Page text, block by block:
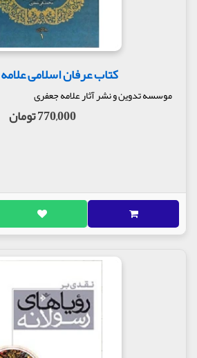
کتاب عرفان اسلامی
موسسه تدوین و نشر آثار علامه جعفری
770,000 تومان